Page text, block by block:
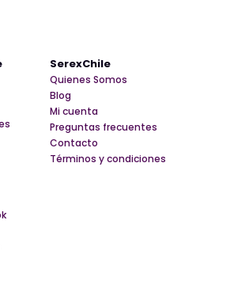
SerexChile
Quienes Somos
Blog
Mi cuenta
Preguntas frecuentes
Contacto
Términos y condiciones